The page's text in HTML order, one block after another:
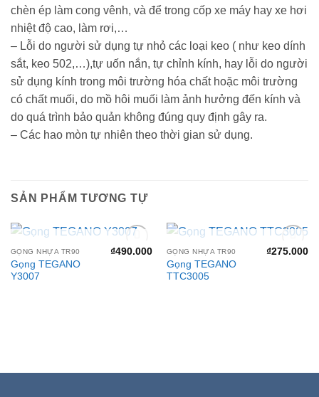
chèn ép làm cong vênh, và để trong cốp xe máy hay xe hơi
nhiệt độ cao, làm rơi,…
– Lỗi do người sử dụng tự nhỏ các loại keo ( như keo dính
sắt, keo 502,…),tự uốn nắn, tự chỉnh kính, hay lỗi do người
sử dụng kính trong môi trường hóa chất hoặc môi trường
có chất muối, do mồ hôi muối làm ảnh hưởng đến kính và
do quá trình bảo quản không đúng quy định gây ra.
– Các hao mòn tự nhiên theo thời gian sử dụng.
SẢN PHẨM TƯƠNG TỰ
Add to
HẾT HÀNG
GỌNG NHỰA TR90
Gọng TEGANO
Y3007
₫490.000
Add to
HẾT HÀNG
GỌNG NHỰA TR90
Gọng TEGANO
TTC3005
₫275.000